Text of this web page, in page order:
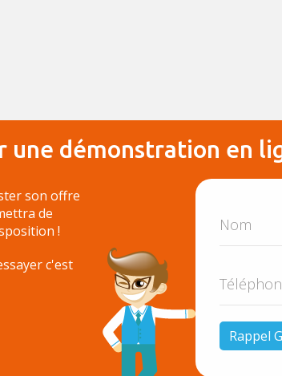
une démonstration en
son offre
de
!
c'est